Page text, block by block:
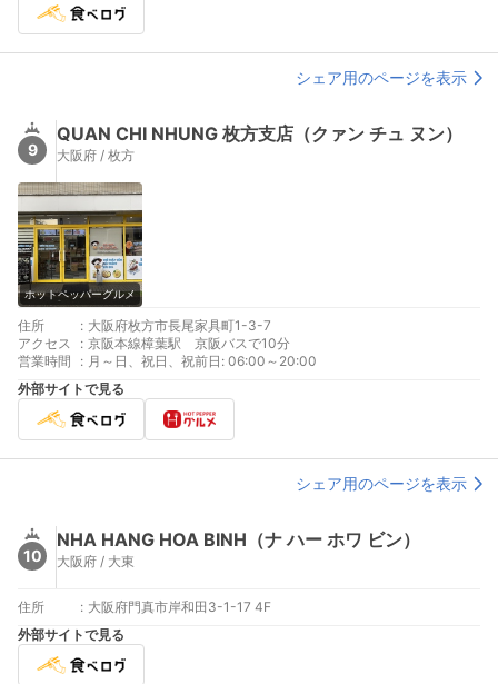
シェア用のページを表示
9
QUAN CHI NHUNG 枚方支店（クァン チュ ヌン）
大阪府 / 枚方
ホットペッパーグルメ
住所 : 大阪府枚方市長尾家具町1-3-7
アクセス
: 京阪本線樟葉駅 京阪バスで10分
営業時間
: 月～日、祝日、祝前日: 06:00～20:00
外部サイトで見る
シェア用のページを表示
10
NHA HANG HOA BINH（ナ ハー ホワ ビン）
大阪府 / 大東
住所 : 大阪府門真市岸和田3-1-17 4F
外部サイトで見る